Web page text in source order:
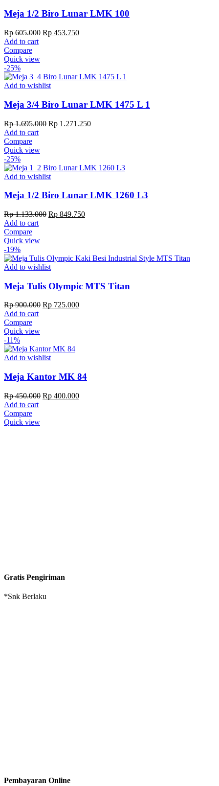
Meja 1/2 Biro Lunar LMK 100
Rp605.000 Original
Rp 453.750Current
Add to cart
Compare
Quick view
-25%
Add to wishlist
Meja 3/4 Biro Lunar LMK 1475 L 1
Rp1.695.000 Original
Rp 1.271.250Current
Add to cart
Compare
Quick view
-25%
Add to wishlist
Meja 1/2 Biro Lunar LMK 1260 L3
Rp1.133.000 Original
Rp 849.750Current
Add to cart
Compare
Quick view
-19%
Add to wishlist
Meja Tulis Olympic MTS Titan
Rp900.000 Original
Rp 725.000Current
Add to cart
Compare
Quick view
-11%
Add to wishlist
Meja Kantor MK 84
Rp450.000 Original
Rp 400.000Current
Add to cart
Compare
Quick view
Gratis Pengiriman
*Snk Berlaku
Pembayaran Online